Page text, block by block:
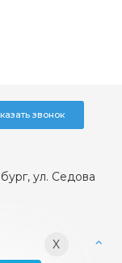
звонок
ул. Седова
X